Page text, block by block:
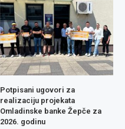
Potpisani ugovori za
realizaciju projekata
Omladinske banke Žepče za
2026. godinu